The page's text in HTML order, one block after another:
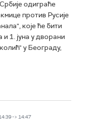
одиграће
против Русије
које ће бити
1. јуна у дворани
у Београду,
-> 14:47